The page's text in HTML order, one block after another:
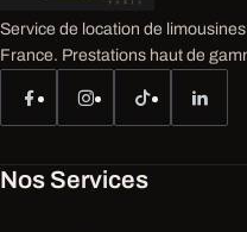
Service de location de
France. Prestations haut de
Nos Services